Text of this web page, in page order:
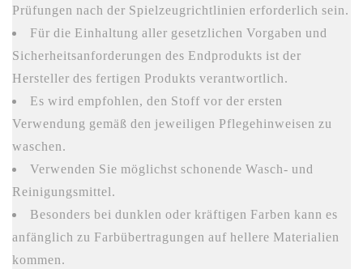
Prüfungen nach der Spielzeugrichtlinien erforderlich sein.
Für die Einhaltung aller gesetzlichen Vorgaben und
Sicherheitsanforderungen des Endprodukts ist der
Hersteller des fertigen Produkts verantwortlich.
Es wird empfohlen, den Stoff vor der ersten
Verwendung gemäß den jeweiligen Pflegehinweisen zu
waschen.
Verwenden Sie möglichst schonende Wasch- und
Reinigungsmittel.
Besonders bei dunklen oder kräftigen Farben kann es
anfänglich zu Farbübertragungen auf hellere Materialien
kommen.